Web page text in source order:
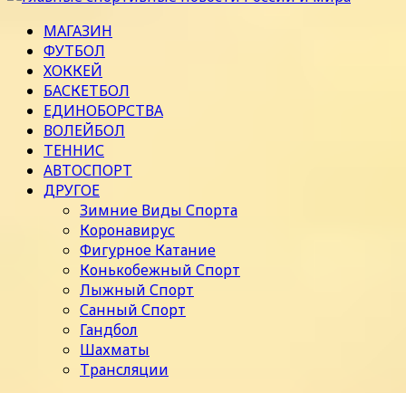
МАГАЗИН
ФУТБОЛ
ХОККЕЙ
БАСКЕТБОЛ
ЕДИНОБОРСТВА
ВОЛЕЙБОЛ
ТЕННИС
АВТОСПОРТ
ДРУГОЕ
Зимние Виды Спорта
Коронавирус
Фигурное Катание
Конькобежный Спорт
Лыжный Спорт
Санный Спорт
Гандбол
Шахматы
Трансляции